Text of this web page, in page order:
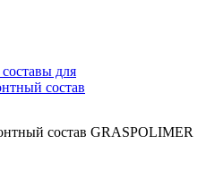
для
состав
состав GRASPOLIMER